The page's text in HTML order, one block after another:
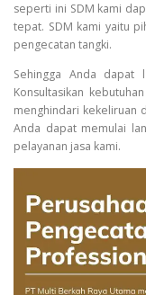
seperti ini SDM kami
tepat. SDM kami yaitu
pengecatan tangki.
Sehingga Anda dapat
Konsultasikan
menghindari kekeliruan
Anda dapat memulai
pelayanan jasa kami.